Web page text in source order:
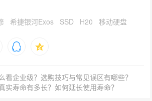
希捷银河Exos SSD H20 移动硬盘
看企业级？选购技巧与常见误区有哪些？
实寿命有多长？如何延长使用寿命？